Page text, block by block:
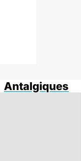
Antalgiques